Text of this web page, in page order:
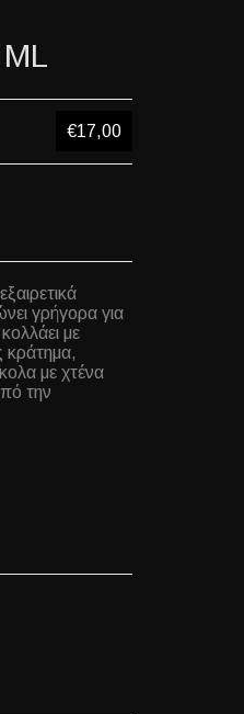
€17,00
γρήγορα για
με
κράτημα,
με χτένα
την